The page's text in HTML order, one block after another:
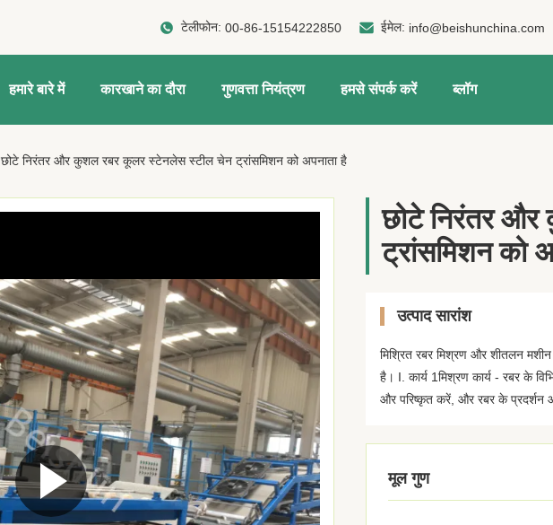
टेलीफोन:00-86-15154222850 ईमेल: info@beishunchina.com
हमारे बारे में कारखाने का दौरा गुणवत्ता नियंत्रण हमसे संपर्क करें ब्लॉग
छोटे निरंतर और कुशल रबर कूलर स्टेनलेस स्टील चेन ट्रांसमिशन को अपनाता है
छोटे निरंतर
ट्रांसमिशन को
उत्पाद सारांश
मिश्रित रबर मिश्रण और शीतलन
है। I. कार्य 1मिश्रण कार्य - रबर के
और परिष्कृत करें, और रबर के प्रदर्शन
मूल गुण